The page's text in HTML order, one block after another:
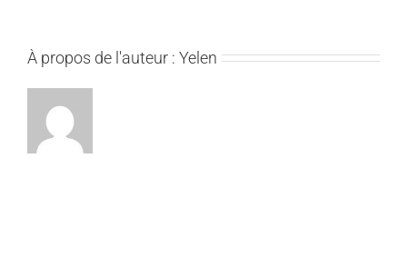
À propos de l'auteur : Yelen